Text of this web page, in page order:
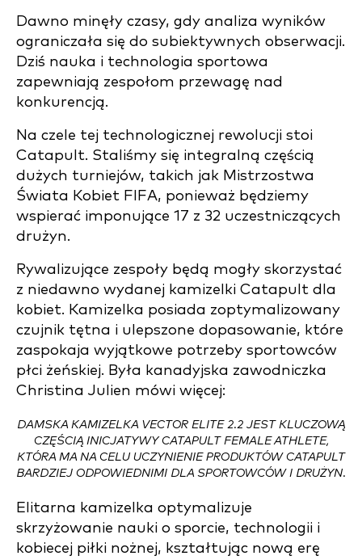
Dawno minęły czasy, gdy analiza wyników
ograniczała się do subiektywnych obserwacji.
Dziś nauka i technologia sportowa
zapewniają zespołom przewagę nad
konkurencją.
Na czele tej technologicznej rewolucji stoi
Catapult. Staliśmy się integralną częścią
dużych turniejów, takich jak Mistrzostwa
Świata Kobiet FIFA, ponieważ będziemy
wspierać imponujące 17 z 32 uczestniczących
drużyn.
Rywalizujące zespoły będą mogły skorzystać
z niedawno wydanej kamizelki Catapult dla
kobiet. Kamizelka posiada zoptymalizowany
czujnik tętna i ulepszone dopasowanie, które
zaspokaja wyjątkowe potrzeby sportowców
płci żeńskiej. Była kanadyjska zawodniczka
Christina Julien mówi więcej:
DAMSKA KAMIZELKA VECTOR ELITE 2.2 JEST KLUCZOWĄ
CZĘŚCIĄ INICJATYWY CATAPULT FEMALE ATHLETE,
KTÓRA MA NA CELU UCZYNIENIE PRODUKTÓW CATAPULT
BARDZIEJ ODPOWIEDNIMI DLA SPORTOWCÓW I DRUŻYN.
Elitarna kamizelka optymalizuje
skrzyżowanie nauki o sporcie, technologii i
kobiecej piłki nożnej, kształtując nową erę